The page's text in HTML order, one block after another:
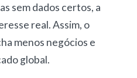
sem dados certos, a
real. Assim, o
menos negócios e
global.